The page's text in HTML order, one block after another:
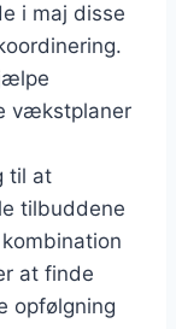
i maj disse
vækstplaner
til at
tilbuddene
at finde
opfølgning